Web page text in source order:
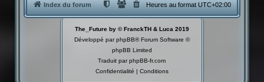
Index du forum Heures au formatUTC+02:00
The_Future by © FranckTH & Luca 2019
Développé parphpBB® Forum Software ©
phpBB Limited
Traduit parphpBB-fr.com
Confidentialité | Conditions